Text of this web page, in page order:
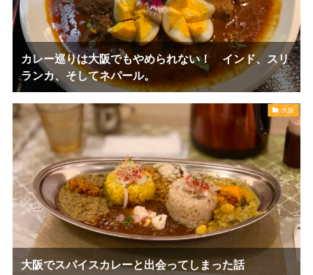
カレー巡りは大阪でもやめられない！ インド、スリ
ランカ、そしてネパール。
大阪
大阪でスパイスカレーと出会ってしまった話